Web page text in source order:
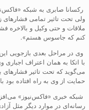
رکسانا صابری به شبکه
ولی تحت تاثیر تمامی فشارهای
ملاقات و حتی وکیل و بالاخره
کنم که جاسوس هستم».
وی در مراحل بعدی بازجویی
با اتکا به‌‌ همان اعتراف
می‌گوید که تحت تاثیر فشارهای
حمایت از وی به راه افتاده بود
شبکه خبری «فاکس‌نیوز»
رسانه‌ای در موارد دیگر مثل